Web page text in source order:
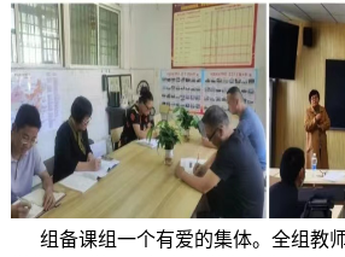
组备课组一个有爱的集体。全组教